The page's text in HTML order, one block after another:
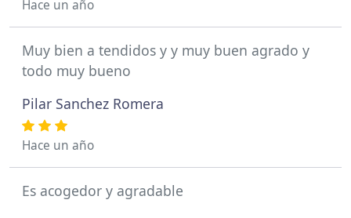
Hace un año
Muy bien a tendidos y y muy buen agrado y
todo muy bueno
Pilar Sanchez Romera
Hace un año
Es acogedor y agradable